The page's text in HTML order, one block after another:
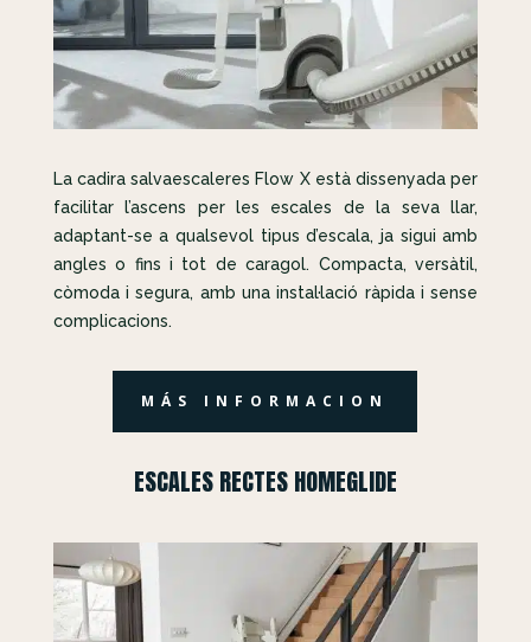
La cadira salvaescaleres Flow X està dissenyada per
facilitar l’ascens per les escales de la seva llar,
adaptant-se a qualsevol tipus d’escala, ja sigui amb
angles o fins i tot de caragol. Compacta, versàtil,
còmoda i segura, amb una instal·lació ràpida i sense
complicacions.
MÁS INFORMACION
ESCALES RECTES HOMEGLIDE